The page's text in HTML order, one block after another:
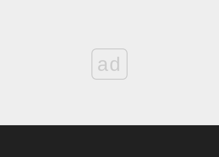
ad